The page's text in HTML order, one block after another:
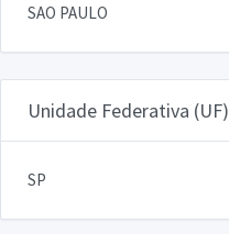
SAO PAULO
Unidade Federativa (UF)
SP